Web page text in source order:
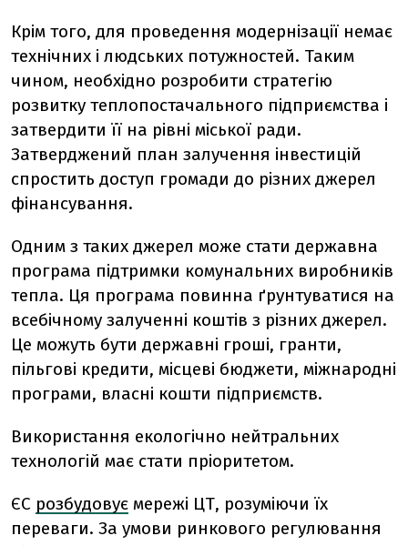
Крім того, для проведення модернізації немає
технічних і людських потужностей. Таким
чином, необхідно розробити стратегію
розвитку теплопостачального підприємства і
затвердити її на рівні міської ради.
Затверджений план залучення інвестицій
спростить доступ громади до різних джерел
фінансування.
Одним з таких джерел може стати державна
програма підтримки комунальних виробників
тепла. Ця програма повинна ґрунтуватися на
всебічному залученні коштів з різних джерел.
Це можуть бути державні гроші, гранти,
пільгові кредити, місцеві бюджети, міжнародні
програми, власні кошти підприємств.
Використання екологічно нейтральних
технологій має стати пріоритетом.
ЄС розбудовує мережі ЦТ, розуміючи їх
переваги. За умови ринкового регулювання